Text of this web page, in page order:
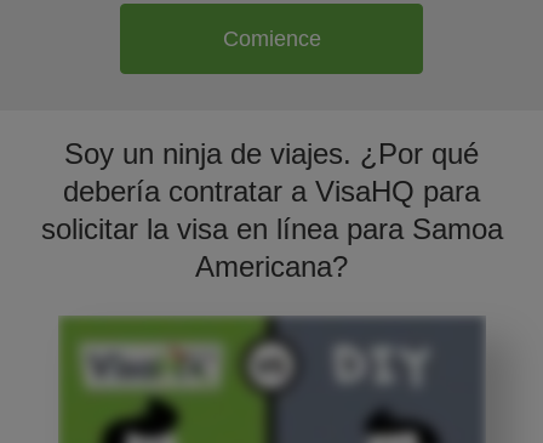
Comience
Soy un ninja de viajes. ¿Por qué
debería contratar a VisaHQ para
solicitar la visa en línea para Samoa
Americana?